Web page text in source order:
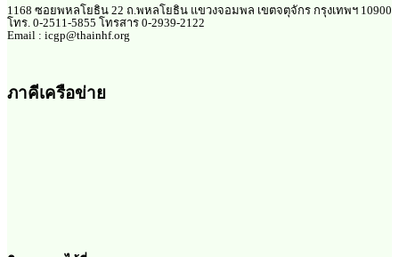
1168 ซอยพหลโยธิน 22 ถ.พหลโยธิน แขวงจอมพล เขตจตุจักร กรุงเทพฯ 10900
โทร. 0-2511-5855 โทรสาร 0-2939-2122
Email : icgp@thainhf.org
ภาคีเครือข่าย